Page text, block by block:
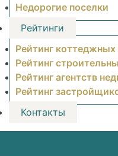
Недорогие поселки
Рейтинги
Рейтинг коттеджных
Рейтинг
Рейтинг агентств
Рейтинг
Контакты